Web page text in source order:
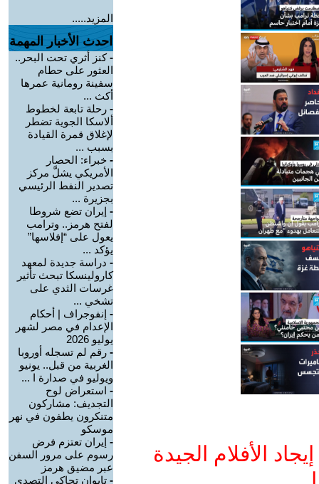
الأفلام الجيدة
المزيد.....
احدث الأخبار المهمة
-كنز أثري تحت البحر..
العثور على حطام
سفينة رومانية عمرها
أكث ...
- رحلة تابعة لخطوط
ألاسكا الجوية تضطر
لإغلاق قمرة القيادة
بسبب ...
- خبراء: الحصار
الأمريكي يشلَّ مركز
تصدير النفط الرئيسي
بجزيرة ...
- إيران تضع شروطا
لفتح هرمز.. وترامب
يعول على “إفلاسها”
يؤكد ...
- دراسة جديدة لمعهد
كارولينسكا تبحث تأثير
غرسات الثدي على
تشخي ...
- إنفوجراف | أحكام
الإعدام في مصر لشهر
يوليو 2026
- رقم لم تسجله أوروبا
الغربية من قبل.. يونيو
ويوليو في صدارة ا ...
- استعراض لوح
التجديف: مشاركون
متنكرون يطفون في نهر
موسكو
- إيران تعتزم فرض
رسوم على مرور السفن
عبر مضيق هرمز
- تايوان تحاكي التصدي